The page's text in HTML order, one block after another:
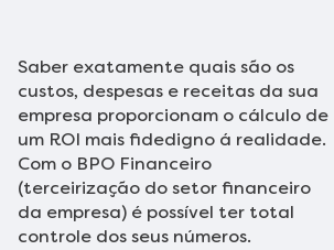
Saber exatamente quais são os
custos, despesas e receitas da sua
empresa proporcionam o cálculo de
um ROI mais fidedigno á realidade.
Com o BPO Financeiro
(terceirização do setor financeiro
da empresa) é possível ter total
controle dos seus números.